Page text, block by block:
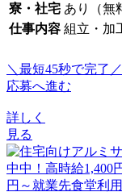
寮・社宅 あり（無
仕事内容 組立・加
＼最短45秒で完了／
応募へ進む
詳しく
見る